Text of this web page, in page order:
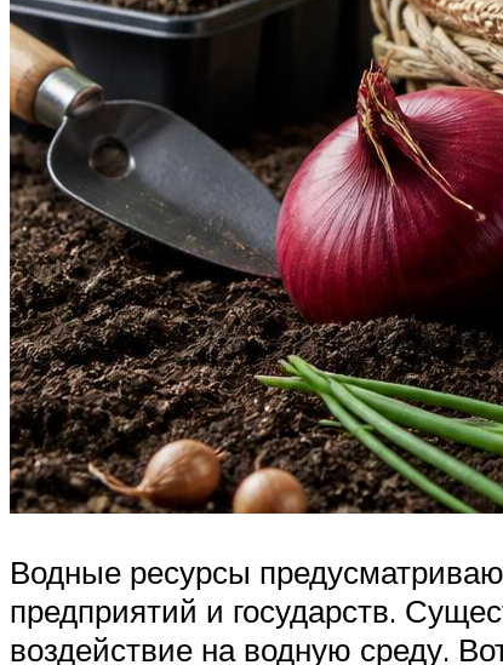
Водные ресурсы
предприятий и государств.
воздействие на водную среду.